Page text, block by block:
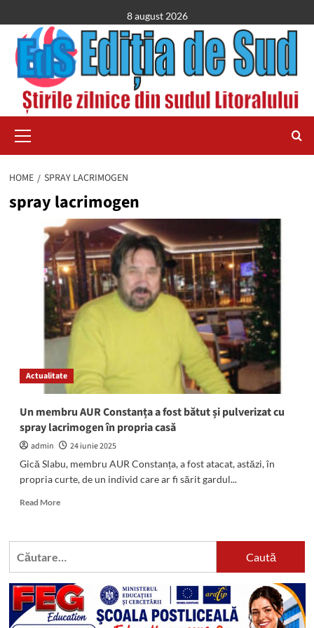
to
content
8 august 2026
Menu
HOME SPRAY LACRIMOGEN
spray lacrimogen
Actualitate
Un membru AUR Constanța a fost bătut și pulverizat cu
spray lacrimogen în propria casă
admin
24 iunie 2025
Gică Slabu, membru AUR Constanța, a fost atacat, astăzi, în
propria curte, de un individ care ar fi sărit gardul...
Read MoreRead
Un
a
fost
bătut
Caută